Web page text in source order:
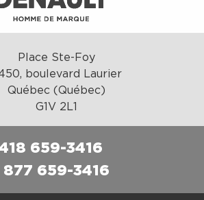
Place Ste-Foy
boulevard Laurier
Québec (Québec)
G1V 2L1
659-3416
877 659-3416